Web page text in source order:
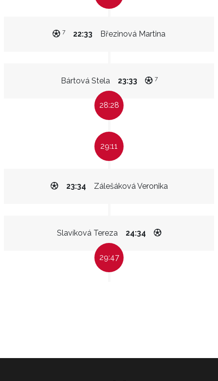
Březinová Martina
22:33
7
Bártová Stela 23:33 7
28:28
29:11
Zálešáková Veronika
23:34
Slavíková Tereza 24:34
29:47